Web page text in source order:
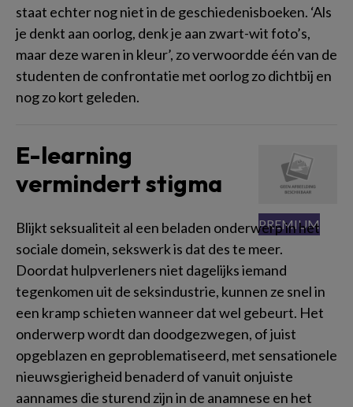
staat echter nog niet in de geschiedenisboeken. ‘Als
je denkt aan oorlog, denk je aan zwart-wit foto’s,
maar deze waren in kleur’, zo verwoordde één van de
studenten de confrontatie met oorlog zo dichtbij en
nog zo kort geleden.
E-learning
vermindert stigma
Blijkt seksualiteit al een beladen onderwerp in het
sociale domein, sekswerk is dat des te meer.
Doordat hulpverleners niet dagelijks iemand
tegenkomen uit de seksindustrie, kunnen ze snel in
een kramp schieten wanneer dat wel gebeurt. Het
onderwerp wordt dan doodgezwegen, of juist
opgeblazen en geproblematiseerd, met sensationele
nieuwsgierigheid benaderd of vanuit onjuiste
aannames die sturend zijn in de anamnese en het